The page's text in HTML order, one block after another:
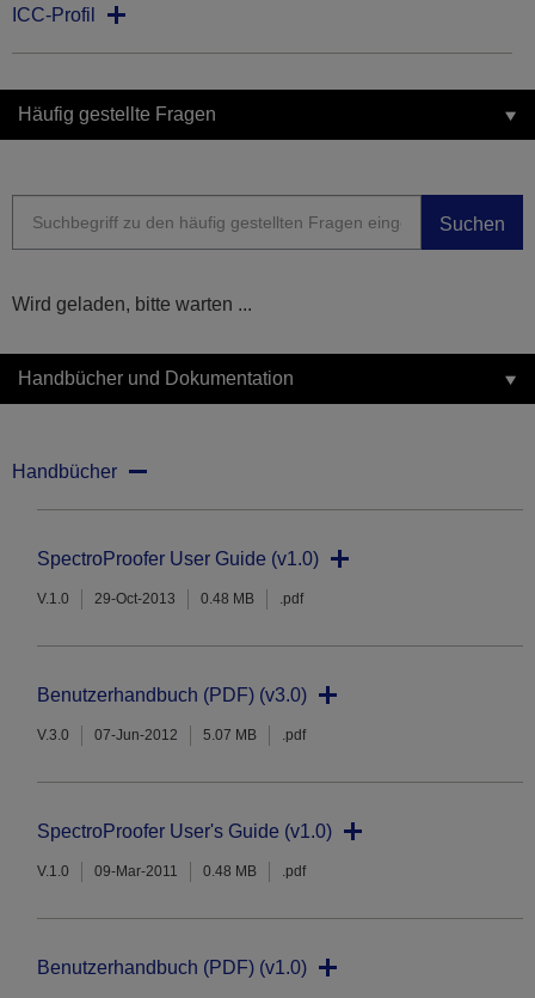
ICC-Profil
Häufig gestellte Fragen
Suchen
Wird geladen, bitte warten ...
Handbücher und Dokumentation
Handbücher
SpectroProofer User Guide (v1.0)
V.1.0 29-Oct-2013 0.48 MB .pdf
Benutzerhandbuch (PDF) (v3.0)
V.3.0 07-Jun-2012 5.07 MB .pdf
SpectroProofer User's Guide (v1.0)
V.1.0 09-Mar-2011 0.48 MB .pdf
Benutzerhandbuch (PDF) (v1.0)